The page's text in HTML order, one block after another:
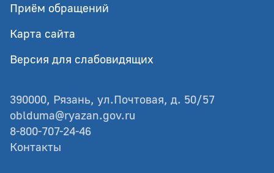
Приём обращений
Карта сайта
Версия для слабовидящих
390000, Рязань, ул.Почтовая, д. 50/57
oblduma@ryazan.gov.ru
8-800-707-24-46
Контакты